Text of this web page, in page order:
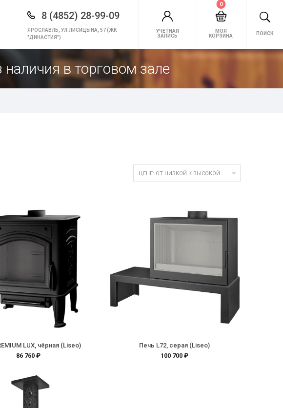
8 (4852) 28-99-09
ЯРОСЛАВЛЬ, УЛ.ЛИСИЦЫНА, 57 (ЖК
"ДИНАСТИЯ")
УЧЕТНАЯ
ЗАПИСЬ
МОЯ
КОРЗИНА
0
ПОИСК
в торговом зале
ЦЕНЕ: ОТ НИЗКОЙ К ВЫСОКОЙ 
LUX, чёрная (Liseo)
86 760 ₽
Печь L72, серая (Liseo)
100 700 ₽